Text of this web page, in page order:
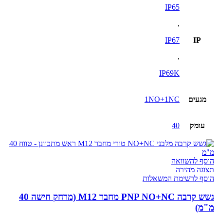
IP
IP65
,
IP67
,
IP69K
מגעים 1NO+1NC
עומק 40
הוסף להשוואה
תצוגה מהירה
הוסף לרשימת המשאלות
גשש קרבה PNP NO+NC מחבר M12 (מרחק חישה 40
מ"מ)